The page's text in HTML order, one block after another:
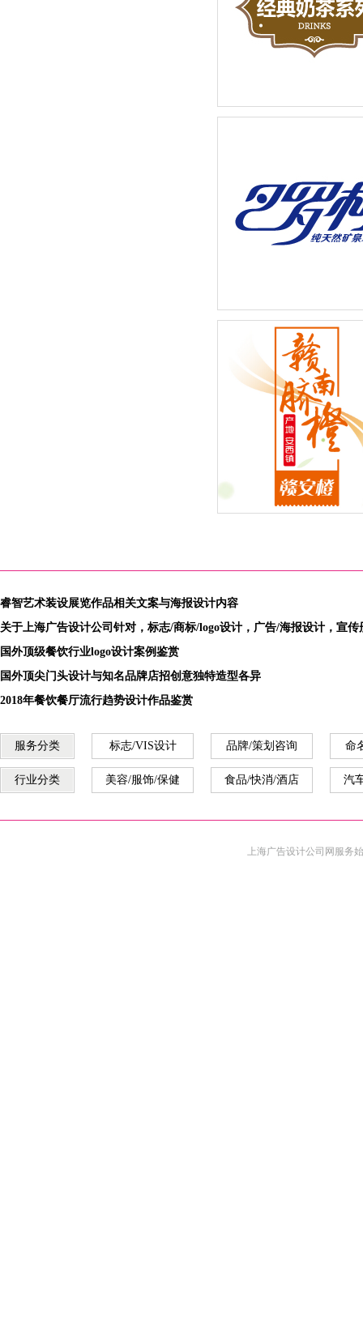
奶茶店招牌饮品宣传广告
巴罗柯矿泉水系列-新品包
睿智艺术装设展览作品相关文案与海报设计内容
关于上海广告设计公司针对，标志/商标/logo设计，广告/海报设计，宣
国外顶级餐饮行业logo设计案例鉴赏
国外顶尖门头设计与知名品牌店招创意独特造型各异
2018年餐饮餐厅流行趋势设计作品鉴赏
服务分类 标志/VIS设计 品牌/策划咨询 命
行业分类 美容/服饰/保健 食品/快消/酒店 汽
上海广告设计公司 网服务